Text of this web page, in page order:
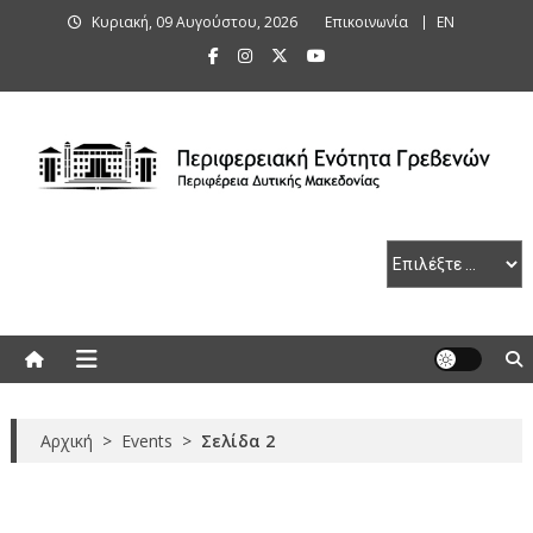
Κυριακή, 09 Αυγούστου, 2026 Επικοινωνία ΕΝ
Αρχική > Events > Σελίδα 2